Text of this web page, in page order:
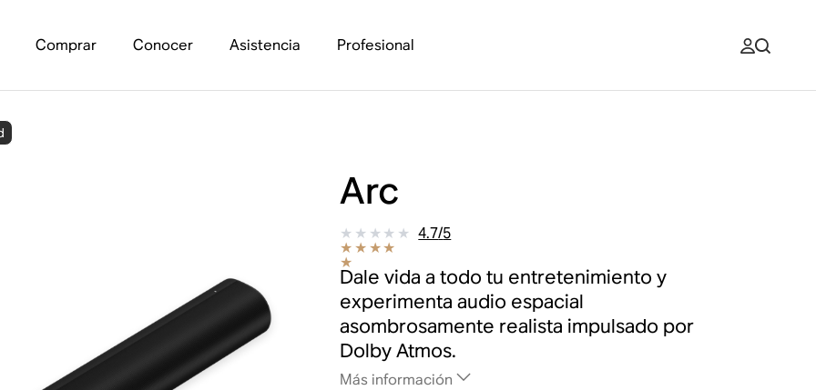
Comprar Conocer Asistencia Profesional
Arc
4.7/5
Dale vida a todo tu entretenimiento y
experimenta audio espacial
asombrosamente realista impulsado por
Dolby Atmos.
Más información